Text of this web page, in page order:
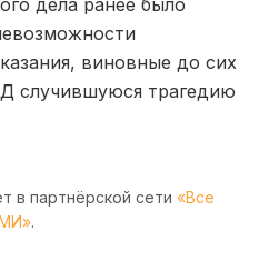
виновные до сих
случившуюся трагедию
в партнёрской сети «Все
.